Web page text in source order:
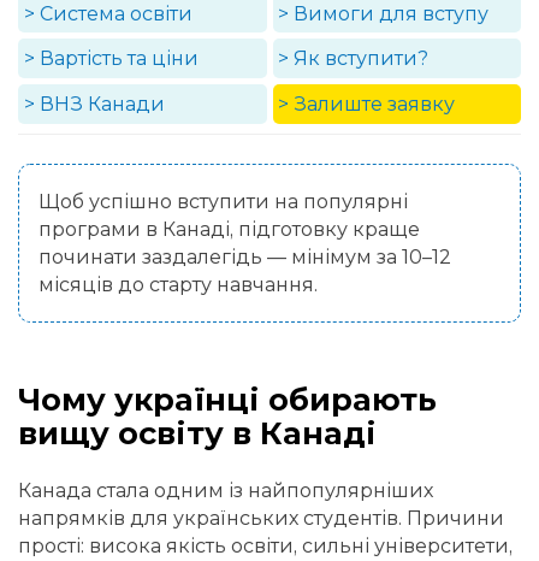
> Система освіти
> Вимоги для вступу
> Вартість та ціни
> Як вступити?
> ВНЗ Канади
> Залиште заявку
Щоб успішно вступити на популярні
програми в Канаді, підготовку краще
починати заздалегідь — мінімум за 10–12
місяців до старту навчання.
Чому українці обирають
вищу освіту в Канаді
Канада стала одним із найпопулярніших
напрямків для українських студентів. Причини
прості: висока якість освіти, сильні університети,